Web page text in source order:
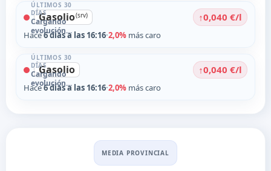
Gasolio(srv) ↑0,040 €/l
Hace6 días a las 16:16·2,0%más caro
ÚLTIMOS 30
DÍAS
Cargando
evolución…
Gasolio ↑0,040 €/l
Hace6 días a las 16:16·2,0%más caro
ÚLTIMOS 30
DÍAS
Cargando
evolución…
MEDIA PROVINCIAL